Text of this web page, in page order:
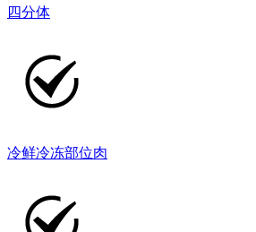
四分体
冷鲜冷冻部位肉